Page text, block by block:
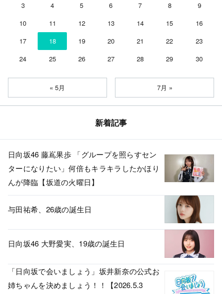
3
4 5 6 7 8
9
10
11 12 13 14 15
16
17
18 19 20 21 22
23
24
25 26 27 28 29 30
« 5月 7月 »
新着記事
日向坂46 藤嶌果歩 「グループを照らすセン
ターになりたい」何倍もキラキラしたかほり
んが降臨【坂道の火曜日】
与田祐希、26歳の誕生日
日向坂46 大野愛実、19歳の誕生日
「日向坂で会いましょう」坂井新奈の公式お
姉ちゃんを決めましょう！！【2026.5.3